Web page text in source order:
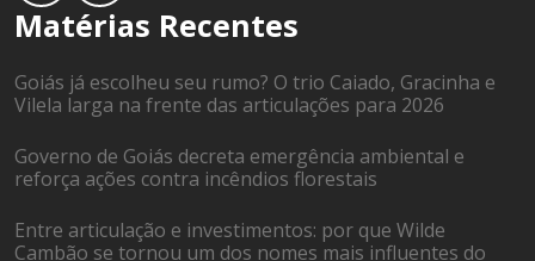
Matérias Recentes
Goiás já escolheu seu rumo? O trio Caiado, Gracinha e
Vilela larga na frente das articulações para 2026
Governo de Goiás decreta emergência ambiental e
reforça ações contra incêndios florestais
Entre articulação e investimentos: por que Wilde
Cambão se tornou um dos nomes mais influentes do